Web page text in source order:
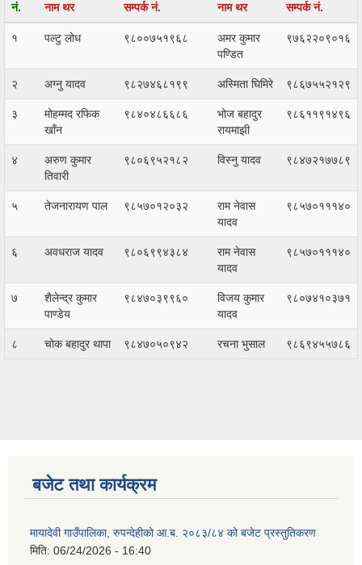
नं.
नाम थर
सम्पर्क नं.
नाम थर
सम्पर्क नं.
१ पल्टु लोध ९८००७५१९६८
अमर कुमार
पण्डित
९७६२२०९०१६
२ अग्नु यादव ९८२७४६८१९९ अस्मिता घिमिरे ९८६७५५२१२९
३
मोहम्मद रफिक
खाँन
९८४०४८६६८६
भोज बहादुर
रायमाझी
९८६११९१४९६
४
अरुण कुमार
तिवारी
९८०६९५२१८२ विस्नु यादव ९८४७२१७७८९
५ तेजनारायण पाल ९८५७०१२०३२
राम नेवास
यादव
९८५७०१११४०
६ अवधराज यादव ९८०६९९४३८४
राम नेवास
यादव
९८५७०१११४०
७
शैलेन्द्र कुमार
पाण्डेय
९८४७०३९९६०
विजय कुमार
यादव
९८०७४१०३७१
८ चोक बहादुर थापा ९८४७०५०९४२ रचना भुसाल ९८६९४५५७८६
बजेट तथा कार्यक्रम
मायादेवी गाउँपालिका, रुपन्देहीको आ.ब. २०८३/८४ को बजेट प्रस्तुतिकरण
मिति: 06/24/2026 - 16:40